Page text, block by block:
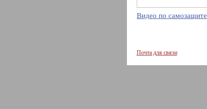
Видео по самозащите
Почта для связи